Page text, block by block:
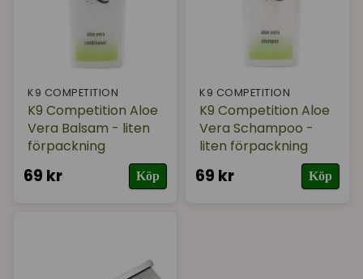
K9 COMPETITION
K9 Competition Aloe
Vera Balsam - liten
förpackning
69 kr Köp
K9 COMPETITION
K9 Competition Aloe
Vera Schampoo -
liten förpackning
69 kr Köp